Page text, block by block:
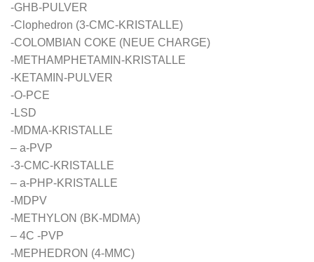
-GHB-PULVER
-Clophedron (3-CMC-KRISTALLE)
-COLOMBIAN COKE (NEUE CHARGE)
-METHAMPHETAMIN-KRISTALLE
-KETAMIN-PULVER
-O-PCE
-LSD
-MDMA-KRISTALLE
– a-PVP
-3-CMC-KRISTALLE
– a-PHP-KRISTALLE
-MDPV
-METHYLON (BK-MDMA)
– 4C -PVP
-MEPHEDRON (4-MMC)